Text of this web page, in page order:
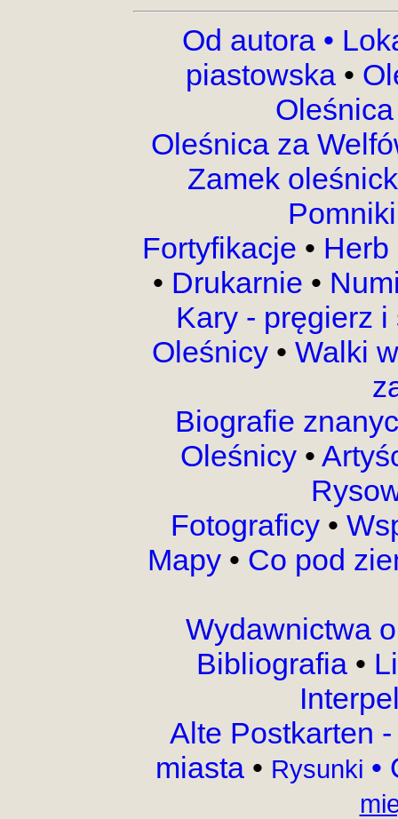
Od autora •
piastowska •
Oleśnica za
Zamek
Fortyfikacje •
• Drukarnie •
Kary - pręgierz
Oleśnicy • Walki
Biografie
Oleśnicy•
Fotograficy •
Mapy • Co pod
Wydawnictwa
Bibliografia•
Alte Postkarten
miasta• Rysunki •